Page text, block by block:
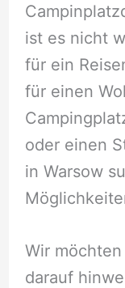
ist es nicht
für ein
für einen
oder einen
in Warsow
Wir
darauf